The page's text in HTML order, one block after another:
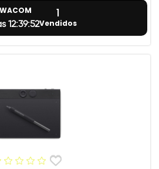
12:39:51
1
Vendidos